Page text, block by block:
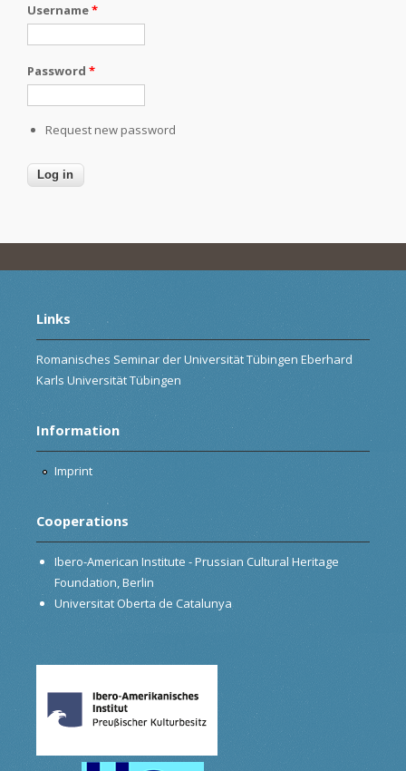
Username*
Password *
Request new password
Links
Romanisches Seminar der Universität Tübingen Eberhard
Karls Universität Tübingen
Information
Imprint
Cooperations
Ibero-American Institute - Prussian Cultural Heritage
Foundation, Berlin
Universitat Oberta de Catalunya